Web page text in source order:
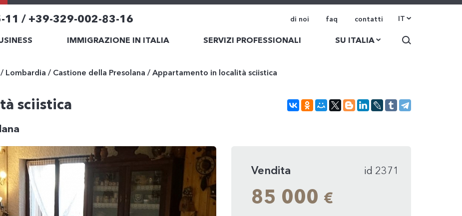
11 / +39-329-002-83-16 di noi faq contatti IT
IMMIGRAZIONE IN ITALIA SERVIZI PROFESSIONALI SU ITALIA
/ Lombardia / Castione della Presolana / Appartamento in località sciistica
sciistica
Vendita id 2371
85 000 €